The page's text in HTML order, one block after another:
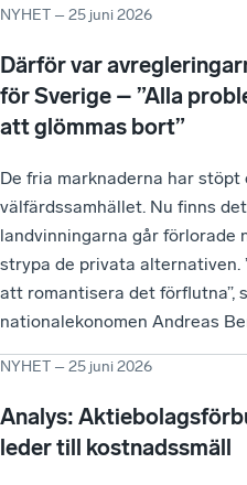
NYHET –25 juni 2026
Därför var
för Sverige – ”Alla
att glömmas bort”
De fria marknaderna har stöpt
välfärdssamhället. Nu finns
landvinningarna går förlorade
strypa de privata alternativen.
att romantisera det förflutna”,
nationalekonomen Andreas
NYHET –25 juni 2026
Analys:
leder till kostnadssmäll